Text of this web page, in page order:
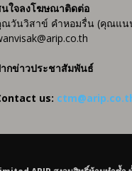
ใจลงโฆษณาติดต่อ
วันวิสาข์ คำหอมรื่น (คุณแนน
กข่าวประชาสัมพันธ์
us: